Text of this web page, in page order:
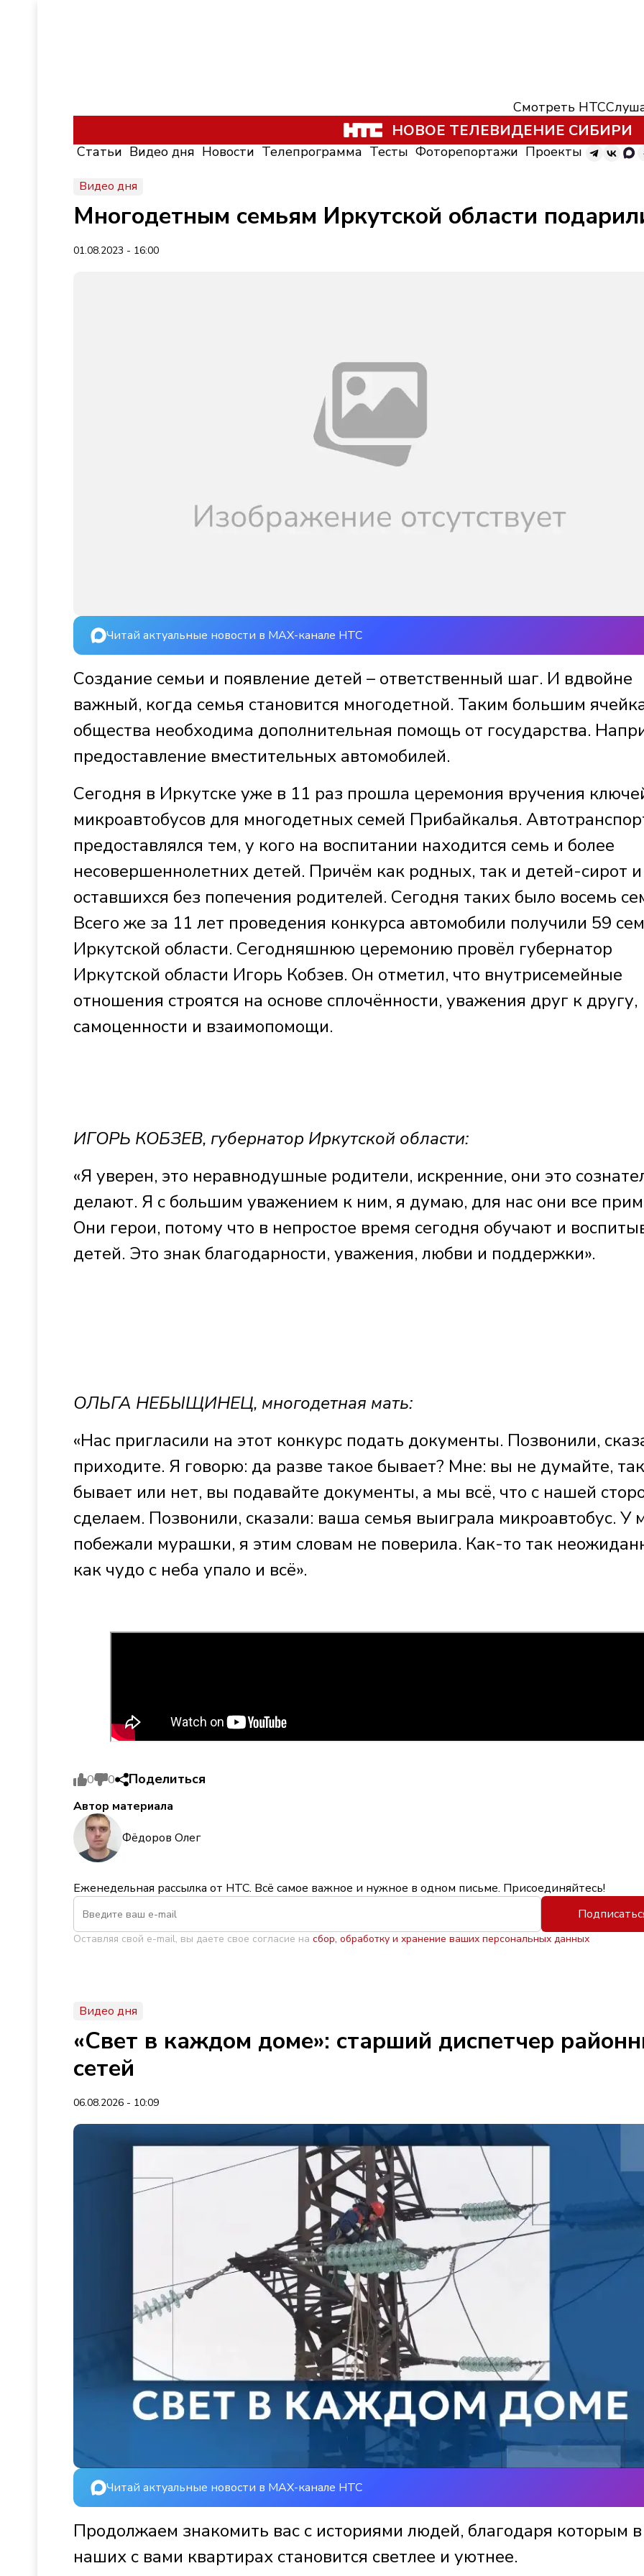
Смотреть НТС
НОВОЕ ТЕЛЕВИДЕНИЕ СИБИРИ
Статьи Видео дня Новости Телепрограмма Тесты Фоторепортажи Проекты
Видео дня
Многодетным семьям Иркутской области
01.08.2023 - 16:00
Читай актуальные новости в MAX-канале НТС
Создание семьи и появление детей – ответственный шаг. И вдвойне
важный, когда семья становится многодетной. Таким большим
общества необходима дополнительная помощь от государства.
предоставление вместительных автомобилей.
Сегодня в Иркутске уже в 11 раз прошла церемония вручения
микроавтобусов для многодетных семей Прибайкалья.
предоставлялся тем, у кого на воспитании находится семь и более
несовершеннолетних детей. Причём как родных, так и детей-сирот и
оставшихся без попечения родителей. Сегодня таких было восемь
Всего же за 11 лет проведения конкурса автомобили получили 59
Иркутской области. Сегодняшнюю церемонию провёл губернатор
Иркутской области Игорь Кобзев. Он отметил, что внутрисемейные
отношения строятся на основе сплочённости, уважения друг к другу,
самоценности и взаимопомощи.
ИГОРЬ КОБЗЕВ, губернатор Иркутской области:
«Я уверен, это неравнодушные родители, искренние, они это
делают. Я с большим уважением к ним, я думаю, для нас они все
Они герои, потому что в непростое время сегодня обучают и
детей. Это знак благодарности, уважения, любви и поддержки».
ОЛЬГА НЕБЫЩИНЕЦ, многодетная мать:
«Нас пригласили на этот конкурс подать документы. Позвонили,
приходите. Я говорю: да разве такое бывает? Мне: вы не думайте,
бывает или нет, вы подавайте документы, а мы всё, что с нашей
сделаем. Позвонили, сказали: ваша семья выиграла микроавтобус. У
побежали мурашки, я этим словам не поверила. Как-то так
как чудо с неба упало и всё».
0 0 Поделиться
Автор материала
Фёдоров Олег
Еженедельная рассылка от НТС. Всё самое важное и нужное в одном письме. Присоединяйтесь!
Оставляя свой e-mail, вы даете свое согласие на сбор, обработку и хранение ваших персональных данных
Видео дня
«Свет в каждом доме»: старший диспетчер
сетей
06.08.2026 - 10:09
Читай актуальные новости в MAX-канале НТС
Продолжаем знакомить вас с историями людей, благодаря которым в
наших с вами квартирах становится светлее и уютнее.